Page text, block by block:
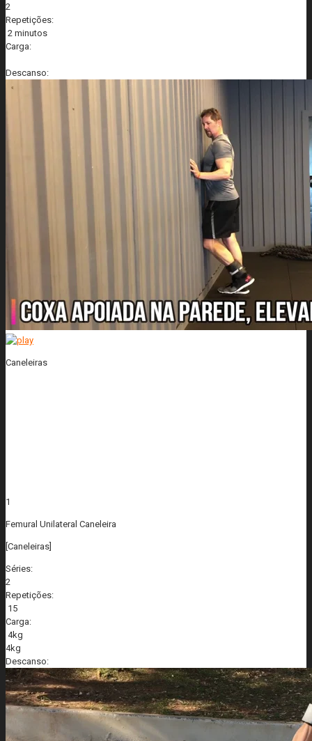
2
Repetições:
2 minutos
Carga:
Descanso:
Caneleiras
1
Femural Unilateral Caneleira
[Caneleiras]
Séries:
2
Repetições:
15
Carga:
4kg
4kg
Descanso: